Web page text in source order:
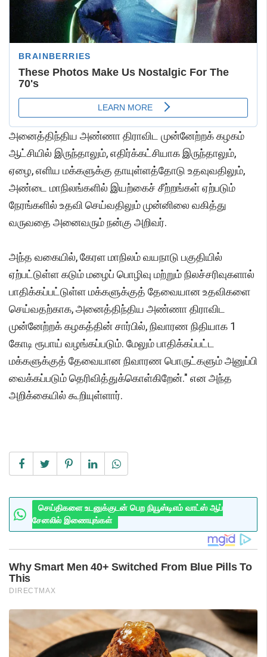
அனைத்திந்திய அண்ணா திராவிட முன்னேற்றக் கழகம்
ஆட்சியில் இருந்தாலும், எதிர்க்கட்சியாக இருந்தாலும்,
ஏழை, எளிய மக்களுக்கு தாயுள்ளத்தோடு உதவுவதிலும்,
அண்டை மாநிலங்களில் இயற்கைச் சீற்றங்கள் ஏற்படும்
நேரங்களில் உதவி செய்வதிலும் முன்னிலை வகித்து
வருவதை அனைவரும் நன்கு அறிவர்.
அந்த வகையில், கேரள மாநிலம் வயநாடு பகுதியில்
ஏற்பட்டுள்ள கடும் மழைப் பொழிவு மற்றும் நிலச்சரிவுகளால்
பாதிக்கப்பட்டுள்ள மக்களுக்குத் தேவையான உதவிகளை
செய்வதற்காக, அனைத்திந்திய அண்ணா திராவிட
முன்னேற்றக் கழகத்தின் சார்பில், நிவாரண நிதியாக 1
கோடி ரூபாய் வழங்கப்படும். மேலும் பாதிக்கப்பட்ட
மக்களுக்குத் தேவையான நிவாரண பொருட்களும் அனுப்பி
வைக்கப்படும் தெரிவித்துக்கொள்கிறேன்." என அந்த
அறிக்கையில் கூறியுள்ளார்.
செய்திகளை உடனுக்குடன் பெற நியூஸ்டிஎம் வாட்ஸ் ஆப்
சேனலில் இணையுங்கள்